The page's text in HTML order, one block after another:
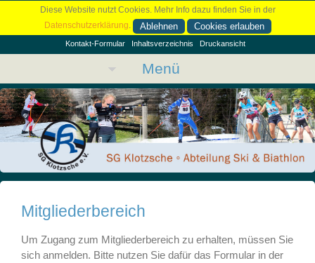
Diese Website nutzt Cookies. Mehr Info dazu finden Sie in der
Datenschutzerklärung. Ablehnen Cookies erlauben
Kontakt-Formular Inhaltsverzeichnis Druckansicht
Menü
Mitgliederbereich
Um Zugang zum Mitgliederbereich zu erhalten, müssen Sie
sich anmelden. Bitte nutzen Sie dafür das Formular in der